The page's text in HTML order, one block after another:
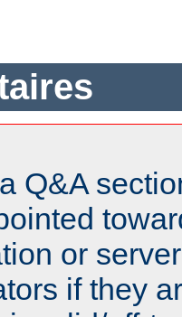
Q&A
or
if they